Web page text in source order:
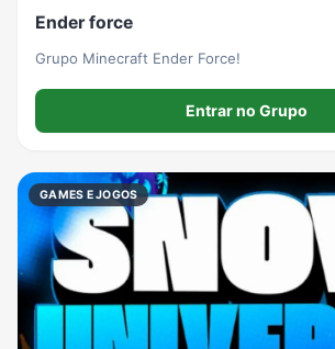
Ender force
Grupo Minecraft Ender Force!
Entrar no Grupo
GAMES E JOGOS